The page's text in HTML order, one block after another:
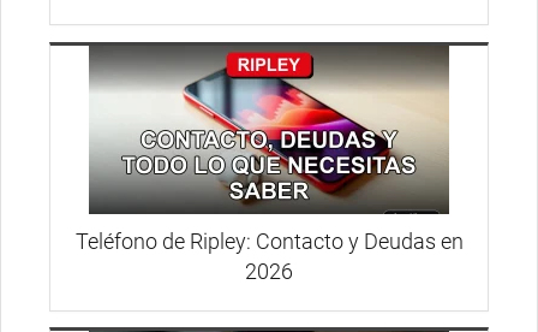
Teléfono de Ripley: Contacto y Deudas en
2026